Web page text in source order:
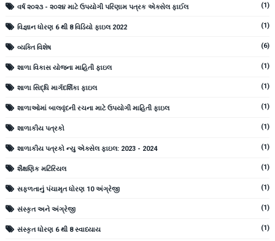
વર્ષ ૨૦૨૩ - ૨૦૨૪ માટે ઉપયોગી પરિણામ પત્રક એક્સેલ ફાઈલ (1)
વિજ્ઞાન ધોરણ 6 થી 8 વિડિયો ફાઇલ 2022 (1)
વ્યક્તિ વિશેષ (6)
શાળા વિકાસ યોજના માહિતી ફાઇલ (1)
શાળા સિદ્ધિ માર્ગદર્શિકા ફાઇલ (1)
શાળાઓમાં બાલવૃંદની રચના માટે ઉપયોગી માહિતી ફાઇલ (1)
શાળાકીય પત્રકો (1)
શાળાકીય પત્રકો ન્યુ એક્સેલ ફાઇલ: 2023 - 2024 (1)
શૈક્ષણિક મટિરિયલ (1)
સફળતાનું પંચામૃત ધોરણ 10 અંગ્રેજી (1)
સંસ્કૃત અને અંગ્રેજી (1)
સંસ્કૃત ધોરણ 6 થી 8 સ્વાધ્યાય (1)